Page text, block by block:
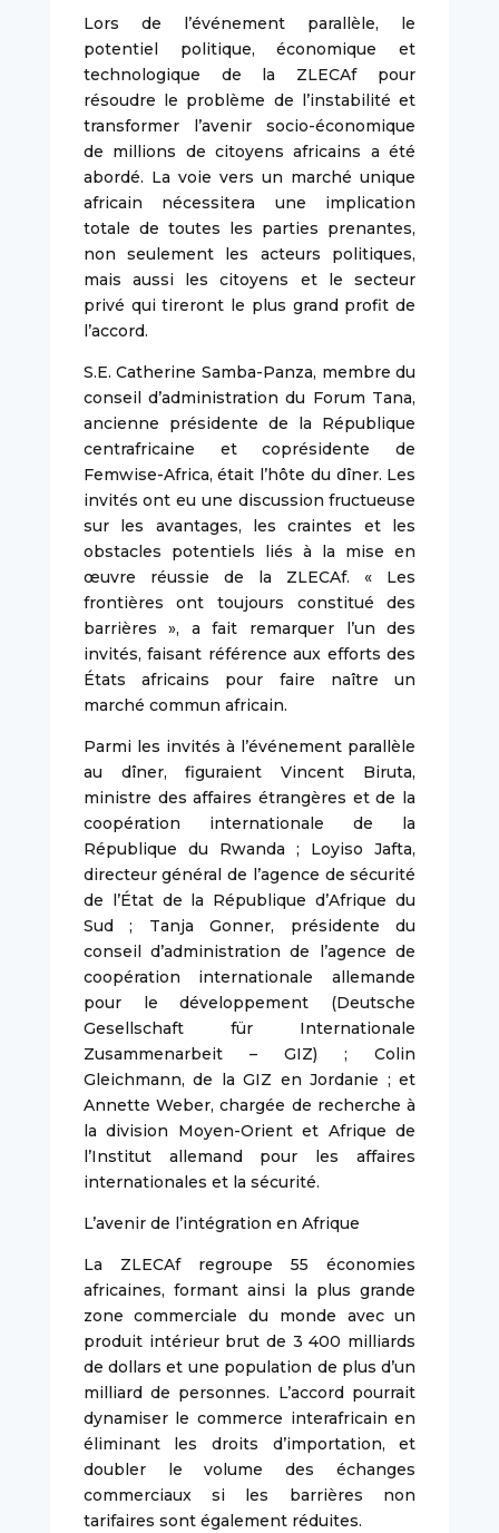
Lors de l’événement parallèle, le
potentiel politique, économique et
technologique de la ZLECAf pour
résoudre le problème de l’instabilité et
transformer l’avenir socio-économique
de millions de citoyens africains a été
abordé. La voie vers un marché unique
africain nécessitera une implication
totale de toutes les parties prenantes,
non seulement les acteurs politiques,
mais aussi les citoyens et le secteur
privé qui tireront le plus grand profit de
l’accord.
S.E. Catherine Samba-Panza, membre du
conseil d’administration du Forum Tana,
ancienne présidente de la République
centrafricaine et coprésidente de
Femwise-Africa, était l’hôte du dîner. Les
invités ont eu une discussion fructueuse
sur les avantages, les craintes et les
obstacles potentiels liés à la mise en
œuvre réussie de la ZLECAf. « Les
frontières ont toujours constitué des
barrières », a fait remarquer l’un des
invités, faisant référence aux efforts des
États africains pour faire naître un
marché commun africain.
Parmi les invités à l’événement parallèle
au dîner, figuraient Vincent Biruta,
ministre des affaires étrangères et de la
coopération internationale de la
République du Rwanda ; Loyiso Jafta,
directeur général de l’agence de sécurité
de l’État de la République d’Afrique du
Sud ; Tanja Gonner, présidente du
conseil d’administration de l’agence de
coopération internationale allemande
pour le développement (Deutsche
Gesellschaft für Internationale
Zusammenarbeit – GIZ) ; Colin
Gleichmann, de la GIZ en Jordanie ; et
Annette Weber, chargée de recherche à
la division Moyen-Orient et Afrique de
l’Institut allemand pour les affaires
internationales et la sécurité.
L’avenir de l’intégration en Afrique
La ZLECAf regroupe 55 économies
africaines, formant ainsi la plus grande
zone commerciale du monde avec un
produit intérieur brut de 3 400 milliards
de dollars et une population de plus d’un
milliard de personnes. L’accord pourrait
dynamiser le commerce interafricain en
éliminant les droits d’importation, et
doubler le volume des échanges
commerciaux si les barrières non
tarifaires sont également réduites.